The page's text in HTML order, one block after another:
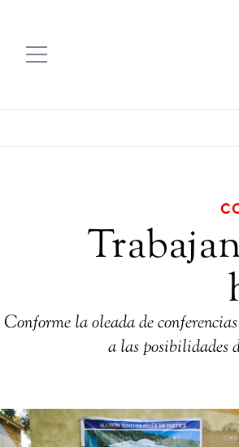
Conforme la oleada de
a las posibilidades